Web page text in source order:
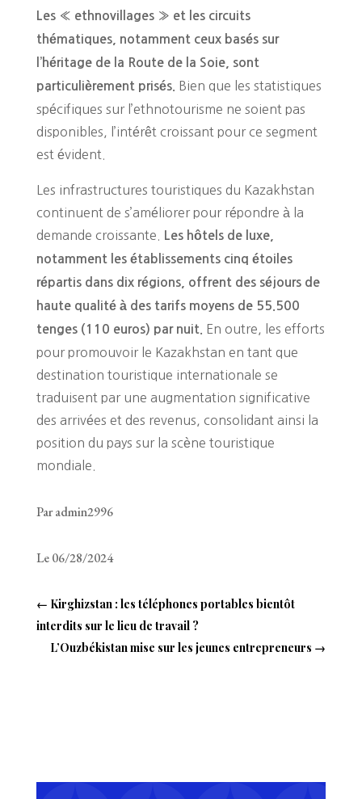
Les « ethnovillages » et les circuits
thématiques, notamment ceux basés sur
l’héritage de la Route de la Soie, sont
particulièrement prisés. Bien que les statistiques
spécifiques sur l’ethnotourisme ne soient pas
disponibles, l’intérêt croissant pour ce segment
est évident.
Les infrastructures touristiques du Kazakhstan
continuent de s’améliorer pour répondre à la
demande croissante.
Les hôtels de luxe,
notamment les établissements cinq étoiles
répartis dans dix régions, offrent des séjours de
haute qualité à des tarifs moyens de 55.500
tenges (110 euros) par nuit.
En outre, les efforts
pour promouvoir le Kazakhstan en tant que
destination touristique internationale se
traduisent par une augmentation significative
des arrivées et des revenus, consolidant ainsi la
position du pays sur la scène touristique
mondiale.
Par admin2996
Le 06/28/2024
← Kirghizstan : les téléphones portables bientôt
interdits sur le lieu de travail ?
L’Ouzbékistan mise sur les jeunes entrepreneurs →